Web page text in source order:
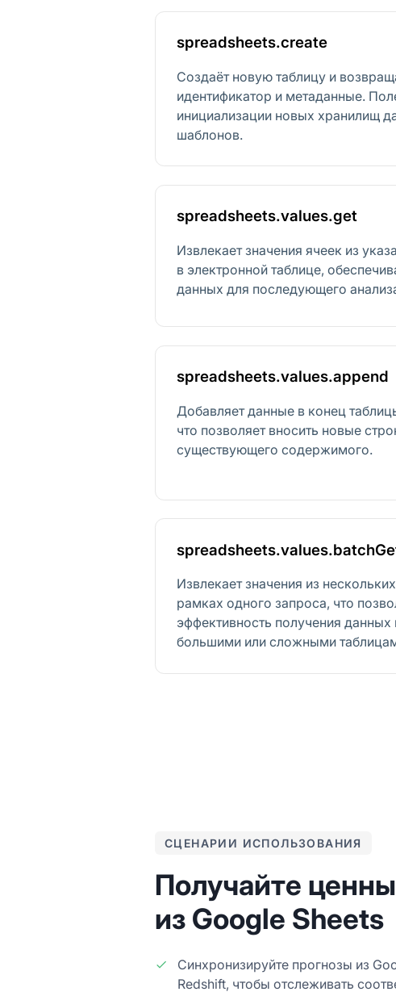
spreadsheets.create
Создаёт новую таблицу и
идентификатор и метаданные.
инициализации новых хранилищ
шаблонов.
spreadsheets.values.get
Извлекает значения ячеек из
в электронной таблице,
данных для последующего
spreadsheets.values.append
Добавляет данные в конец
что позволяет вносить новые
существующего содержимого.
Извлекает значения из
рамках одного запроса, что
эффективность получения данных
большими или сложными
СЦЕНАРИИ ИСПОЛЬЗОВАНИЯ
Получайте
из Google Sheets
Синхронизируйте прогнозы из
Redshift, чтобы отслеживать